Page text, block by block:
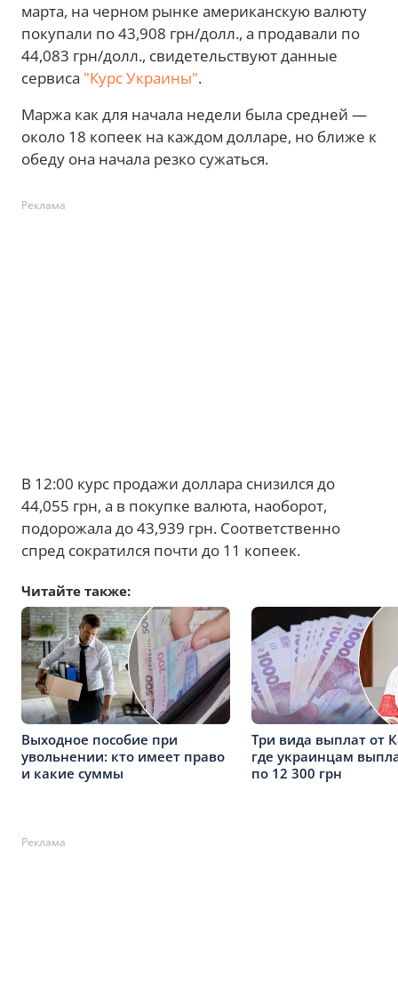
марта, на черном рынке американскую валюту
покупали по 43,908 грн/долл., а продавали по
44,083 грн/долл., свидетельствуют данные
сервиса "Курс Украины".
Маржа как для начала недели была средней —
около 18 копеек на каждом долларе, но ближе к
обеду она начала резко сужаться.
Реклама
В 12:00 курс продажи доллара снизился до
44,055 грн, а в покупке валюта, наоборот,
подорожала до 43,939 грн. Соответственно
спред сократился почти до 11 копеек.
Читайте также:
Выходное пособие при
увольнении: кто имеет право
и какие суммы
Три вида выплат от
где украинцам
по 12 300 грн
Реклама